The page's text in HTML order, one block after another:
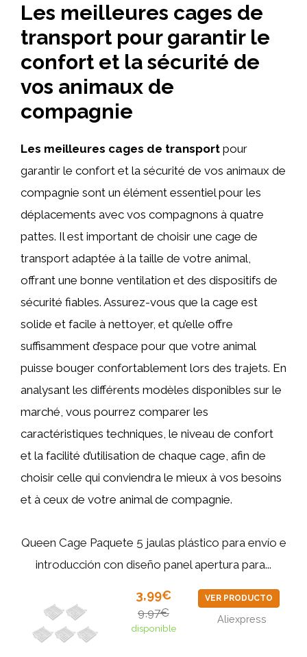
Les meilleures cages de
transport pour garantir le
confort et la sécurité de
vos animaux de
compagnie
Les meilleures cages de transport pour
garantir le confort et la sécurité de vos animaux de
compagnie sont un élément essentiel pour les
déplacements avec vos compagnons à quatre
pattes. Il est important de choisir une cage de
transport adaptée à la taille de votre animal,
offrant une bonne ventilation et des dispositifs de
sécurité fiables. Assurez-vous que la cage est
solide et facile à nettoyer, et qu’elle offre
suffisamment d’espace pour que votre animal
puisse bouger confortablement lors des trajets. En
analysant les différents modèles disponibles sur le
marché, vous pourrez comparer les
caractéristiques techniques, le niveau de confort
et la facilité d’utilisation de chaque cage, afin de
choisir celle qui conviendra le mieux à vos besoins
et à ceux de votre animal de compagnie.
Queen Cage Paquete 5 jaulas plástico para envío e
introducción con diseño panel apertura para...
3,99€
9,97€
disponible
VER PRODUCTO
Aliexpress